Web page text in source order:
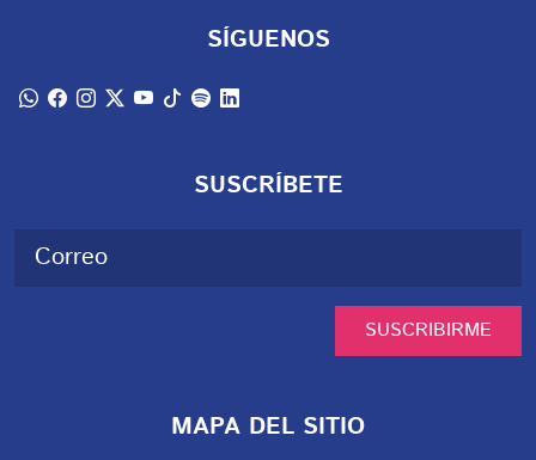
SÍGUENOS
SUSCRÍBETE
SUSCRIBIRME
MAPA DEL SITIO